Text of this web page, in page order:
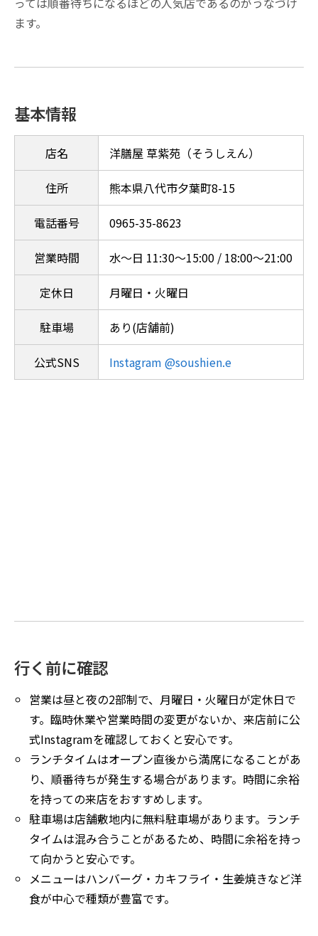
ます。
基本情報
店名 洋膳屋 草紫苑（そうしえん）
住所 熊本県八代市夕葉町8-15
電話番号 0965-35-8623
営業時間 水～日 11:30～15:00 / 18:00～21:00
定休日 月曜日・火曜日
駐車場 あり(店舗前)
公式SNS Instagram @soushien.e
行く前に確認
営業は昼と夜の2部制で、月曜日・火曜日が定休日で
す。臨時休業や営業時間の変更がないか、来店前に公
式Instagramを確認しておくと安心です。
ランチタイムはオープン直後から満席になることがあ
り、順番待ちが発生する場合があります。時間に余裕
を持っての来店をおすすめします。
駐車場は店舗敷地内に無料駐車場があります。ランチ
タイムは混み合うことがあるため、時間に余裕を持っ
て向かうと安心です。
メニューはハンバーグ・カキフライ・生姜焼きなど洋
食が中心で種類が豊富です。